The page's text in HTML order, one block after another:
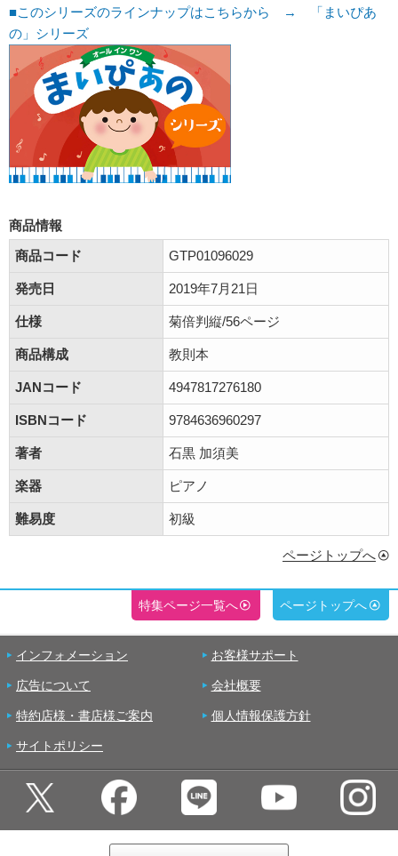
■このシリーズのラインナップはこちらから → 「まいぴあ
の」シリーズ
商品情報
商品コード
GTP01096029
発売日 2019年7月21日
仕様 菊倍判縦/56ページ
商品構成 教則本
JANコード 4947817276180
ISBNコード 9784636960297
著者 石黒 加須美
楽器 ピアノ
難易度 初級
ページトップへ
特集ページ一覧へ ページトップへ
インフォメーション お客様サポート
広告について 会社概要
特約店様・書店様ご案内 個人情報保護方針
サイトポリシー